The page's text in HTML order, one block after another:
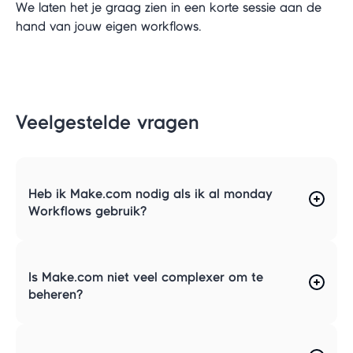
We laten het je graag zien in een korte sessie aan de
hand van jouw eigen workflows.
Veelgestelde vragen
Heb ik Make.com nodig als ik al monday
Workflows gebruik?
Is Make.com niet veel complexer om te
beheren?